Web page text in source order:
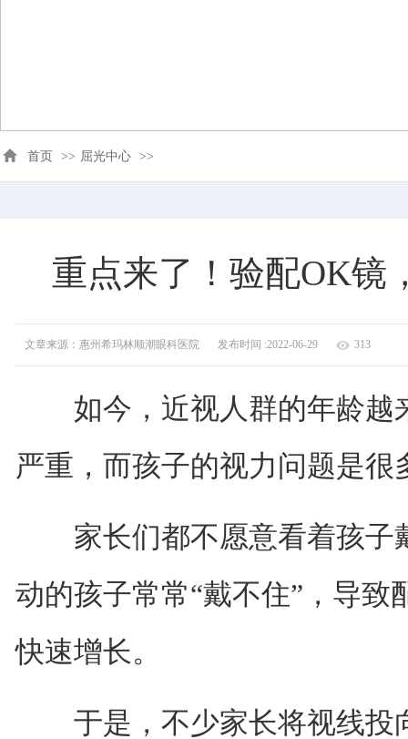
首页 >> 屈光中心 >>
重点来了！验配OK镜
文章来源：惠州希玛林顺潮眼科医院 发布时间 :2022-06-29 313
如今，近视人群的年龄越
严重，而孩子的视力问题是很
家长们都不愿意看着孩子
动的孩子常常“戴不住”，导致
快速增长。
于是，不少家长将视线投